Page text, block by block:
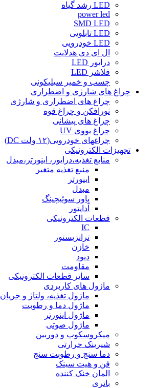
LED رشد گیاه
power led
SMD LED
LED تابلویی
LED خودرویی
ال ای دی هدلایت
درایور LED
فلاشر LED
چسب و خمیر سیلیکونی
چراغ های شارژی و اضطراری
چراغ های اضطراری و شارژی
نورافکن و چراغ قوه
چراغ های پیشانی
چراغ یووی UV
چراغهای خودرویی(۱۲ ولت DC)
تجهیزات الکترونیکی
منابع تغذیه،درایور، اینورتر،مبدل
منبع تغذیه متغیر
اینورتر
مبدل
پاور سوئیچینگ
آداپتور
قطعات الکترونیکی
IC
ترانزیستور
خازن
دیود
مقاومت
سایر قطعات الکترونیکی
ماژول های کاربردی
ماژول تغذیه، ولتاژ و جریان
ماژول دما و رطوبت
ماژول اینورتر
ماژول صوتی
میکروسکوپ و دوربین
شیرینک حرارتی
دما سنج و رطوبت سنج
فن و هیت سینک
المان خنک کننده
باتری